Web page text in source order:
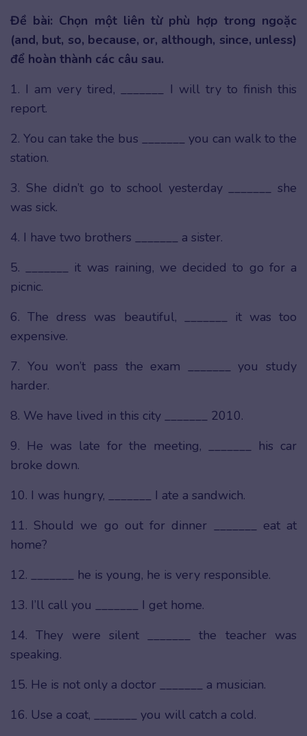
Đề bài: Chọn một liên từ phù hợp trong ngoặc
(and, but, so, because, or, although, since, unless)
để hoàn thành các câu sau.
1. I am very tired, _______ I will try to finish this
report.
2. You can take the bus _______ you can walk to the
station.
3. She didn’t go to school yesterday _______ she
was sick.
4. I have two brothers _______ a sister.
5. _______ it was raining, we decided to go for a
picnic.
6. The dress was beautiful, _______ it was too
expensive.
7. You won’t pass the exam _______ you study
harder.
8. We have lived in this city _______ 2010.
9. He was late for the meeting, _______ his car
broke down.
10. I was hungry, _______ I ate a sandwich.
11. Should we go out for dinner _______ eat at
home?
12. _______ he is young, he is very responsible.
13. I’ll call you _______ I get home.
14. They were silent _______ the teacher was
speaking.
15. He is not only a doctor _______ a musician.
16. Use a coat, _______ you will catch a cold.